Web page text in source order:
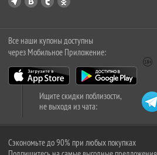
Все наши купоны доступны
через Мобильное Приложение:
Ищите скидки поблизости,
не выходя из чата:
Сэкономьте до 90% при любых покупках